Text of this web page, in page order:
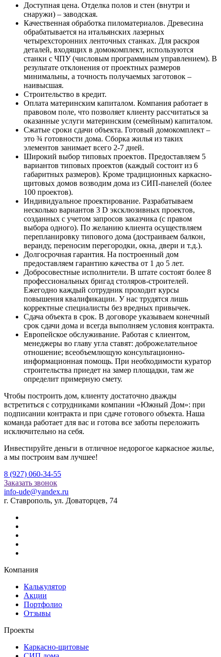
Доступная цена. Отделка полов и стен (внутри и
снаружи) – заводская.
Качественная обработка пиломатериалов. Древесина
обрабатывается на итальянских лазерных
четырехсторонних ленточных станках. Для раскроя
деталей, входящих в домокомплект, используются
станки с ЧПУ (числовым программным управлением). В
результате отклонения от проектных размеров
минимальны, а точность получаемых заготовок –
наивысшая.
Строительство в кредит.
Оплата материнским капиталом. Компания работает в
правовом поле, что позволяет клиенту рассчитаться за
оказанные услуги материнским (семейным) капиталом.
Сжатые сроки сдачи объекта. Готовый домокомплект –
это ¾ готовности дома. Сборка жилья из таких
элементов занимает всего 2-7 дней.
Широкий выбор типовых проектов. Предоставляем 5
вариантов типовых проектов (каждый состоит из 6
габаритных размеров). Кроме традиционных каркасно-
щитовых домов возводим дома из СИП-панелей (более
100 проектов).
Индивидуальное проектирование. Разрабатываем
несколько вариантов 3 D эксклюзивных проектов,
созданных с учетом запросов заказчика (с правом
выбора одного). По желанию клиента осуществляем
перепланировку типового дома (достраиваем балкон,
веранду, переносим перегородки, окна, двери и т.д.).
Долгосрочная гарантия. На построенный дом
предоставляем гарантию качества от 1 до 5 лет.
Добросовестные исполнители. В штате состоят более 8
профессиональных бригад столяров-строителей.
Ежегодно каждый сотрудник проходит курсы
повышения квалификации. У нас трудятся лишь
корректные специалисты без вредных привычек.
Сдача объекта в срок. В договоре указываем конечный
срок сдачи дома и всегда выполняем условия контракта.
Европейское обслуживание. Работая с клиентом,
менеджеры во главу угла ставят: доброжелательное
отношение; всеобъемлющую консультационно-
информационная помощь. При необходимости куратор
строительства приедет на замер площадки, там же
определит примерную смету.
Чтобы построить дом, клиенту достаточно дважды
встретиться с сотрудниками компании «Южный Дом»: при
подписании контракта и при сдаче готового объекта. Наша
команда работает для вас и готова все заботы переложить
исключительно на себя.
Инвестируйте деньги в отличное недорогое каркасное жилье,
а мы построим вам лучшее!
8 (927) 060-34-55
Заказать звонок
info-ude@yandex.ru
г. Ставрополь, ул. Доваторцев, 74
Компания
Калькулятор
Акции
Портфолио
Отзывы
Проекты
Каркасно-щитовые